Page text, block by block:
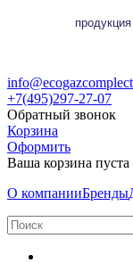
+7(495)297-27-07
Обратный звонок
Корзина
Оформить
Ваша корзина пуста
О компанииБренды